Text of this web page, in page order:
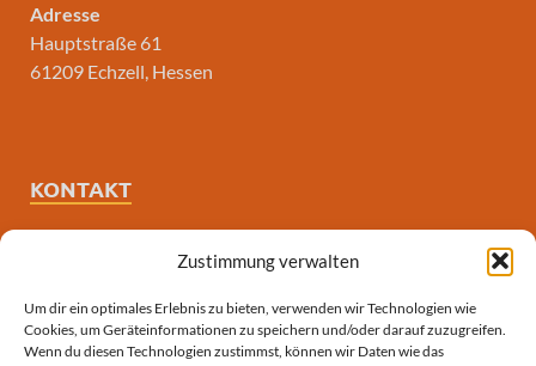
Zustimmung verwalten
Um dir ein optimales Erlebnis zu bieten, verwenden wir Technologien wie
Cookies, um Geräteinformationen zu speichern und/oder darauf zuzugreifen.
Wenn du diesen Technologien zustimmst, können wir Daten wie das
Adresse
Hauptstraße 61
61209 Echzell, Hessen
KONTAKT
poststelle3431@schule.hessen.de
Telefon
06008-390